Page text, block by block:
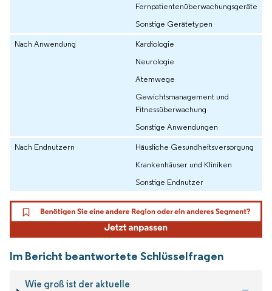
Fernpatientenüberwachungsgeräte
Sonstige Gerätetypen
Nach Anwendung
Kardiologie
Neurologie
Atemwege
Gewichtsmanagement und
Fitnessüberwachung
Sonstige Anwendungen
Nach Endnutzern
Häusliche Gesundheitsversorgung
Krankenhäuser und Kliniken
Sonstige Endnutzer
Im Bericht beantwortete Schlüsselfragen
Wie groß ist der aktuelle